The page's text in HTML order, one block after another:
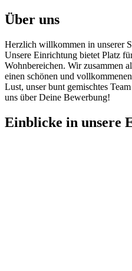
Über uns
Herzlich willkommen in unserer
Unsere Einrichtung bietet Platz
Wohnbereichen. Wir zusammen
einen schönen und
Lust, unser bunt gemischtes
uns über Deine Bewerbung!
Einblicke in unsere